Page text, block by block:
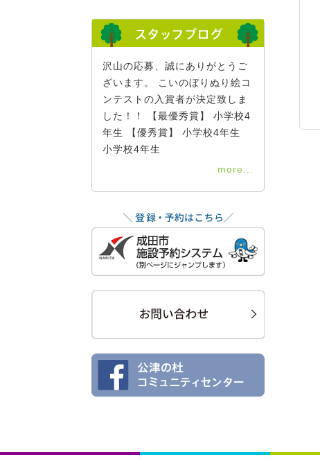
沢山の応募、誠にありがとうご
ざいます。 こいのぼりぬり絵コ
ンテストの入賞者が決定致しま
した！！ 【最優秀賞】 小学校4
年生 【優秀賞】 小学校4年生
小学校4年生
more...